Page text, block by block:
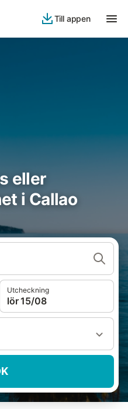
Till appen
eller
i Callao
Utcheckning
lör 15/08